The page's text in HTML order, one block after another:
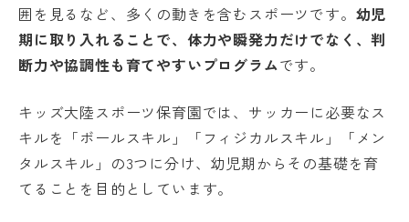
囲を見るなど、多くの動きを含むスポーツです。 幼児
期に取り入れることで、体力や瞬発力だけでなく、判
断力や協調性も育てやすいプログラムです。
キッズ大陸スポーツ保育園では、サッカーに必要なス
キルを「ボールスキル」「フィジカルスキル」「メン
タルスキル」の3つに分け、幼児期からその基礎を育
てることを目的としています。